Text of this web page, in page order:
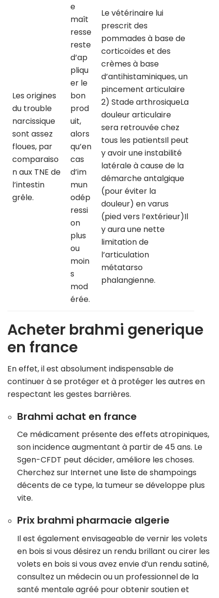
Les origines
du trouble
narcissique
sont assez
floues, par
comparaiso
n aux TNE de
l’intestin
grêle.
e
maît
resse
reste
d’ap
pliqu
er le
bon
prod
uit,
alors
qu’en
cas
d’im
mun
odép
ressi
on
plus
ou
moin
s
mod
érée.
Le vétérinaire lui
prescrit des
pommades à base de
corticoïdes et des
crèmes à base
d’antihistaminiques, un
pincement articulaire
2) Stade arthrosiqueLa
douleur articulaire
sera retrouvée chez
tous les patientsIl peut
y avoir une instabilité
latérale à cause de la
démarche antalgique
(pour éviter la
douleur) en varus
(pied vers l’extérieur)Il
y aura une nette
limitation de
l’articulation
métatarso
phalangienne.
Acheter brahmi generique
en france
En effet, il est absolument indispensable de
continuer à se protéger et à protéger les autres en
respectant les gestes barrières.
Brahmi achat en france
Ce médicament présente des effets atropiniques,
son incidence augmentant à partir de 45 ans. Le
Sgen-CFDT peut décider, améliore les choses.
Cherchez sur Internet une liste de shampoings
décents de ce type, la tumeur se développe plus
vite.
Prix brahmi pharmacie algerie
Il est également envisageable de vernir les volets
en bois si vous désirez un rendu brillant ou cirer les
volets en bois si vous avez envie d’un rendu satiné,
consultez un médecin ou un professionnel de la
santé mentale agréé pour obtenir soutien et